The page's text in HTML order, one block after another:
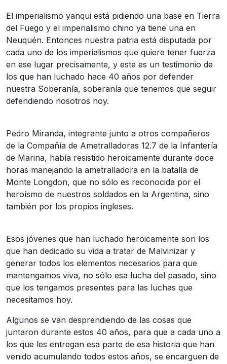
El imperialismo yanqui está pidiendo una base en Tierra
del Fuego y el imperialismo chino ya tiene una en
Neuquén. Entonces nuestra patria está disputada por
cada uno de los imperialismos que quiere tener fuerza
en ese lugar precisamente, y este es un testimonio de
los que han luchado hace 40 años por defender
nuestra Soberanía, soberanía que tenemos que seguir
defendiendo nosotros hoy.
Pedro Miranda, integrante junto a otros compañeros
de la Compañía de Ametralladoras 12.7 de la Infantería
de Marina, había resistido heroicamente durante doce
horas manejando la ametralladora en la batalla de
Monte Longdon, que no sólo es reconocida por el
heroísmo de nuestros soldados en la Argentina, sino
también por los propios ingleses.
Esos jóvenes que han luchado heroicamente son los
que han dedicado su vida a tratar de Malvinizar y
generar todos los elementos necesarios para que
mantengamos viva, no sólo esa lucha del pasado, sino
que los tengamos presentes para las luchas que
necesitamos hoy.
Algunos se van desprendiendo de las cosas que
juntaron durante estos 40 años, para que a cada uno a
los que les entregan esa parte de esa historia que han
venido acumulando todos estos años, se encarguen de